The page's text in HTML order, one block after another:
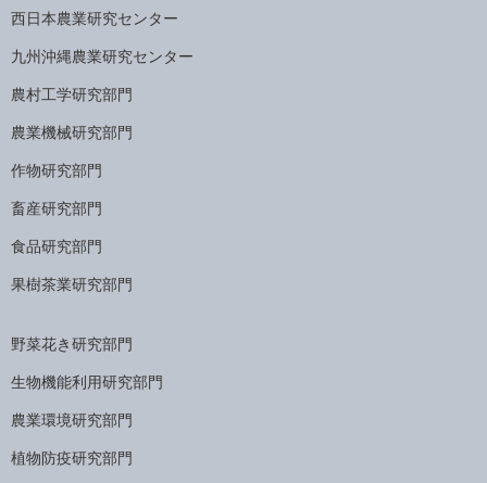
西日本農業研究センター
九州沖縄農業研究センター
農村工学研究部門
農業機械研究部門
作物研究部門
畜産研究部門
食品研究部門
果樹茶業研究部門
野菜花き研究部門
生物機能利用研究部門
農業環境研究部門
植物防疫研究部門